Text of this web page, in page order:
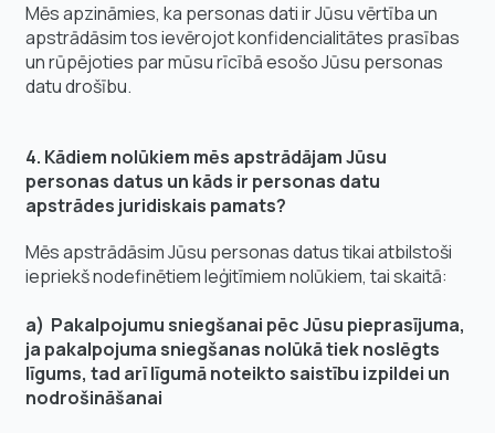
Mēs apzināmies, ka personas dati ir Jūsu vērtība un
apstrādāsim tos ievērojot konfidencialitātes prasības
un rūpējoties par mūsu rīcībā esošo Jūsu personas
datu drošību.
4. Kādiem nolūkiem mēs apstrādājam Jūsu
personas datus un kāds ir personas datu
apstrādes juridiskais pamats?
Mēs apstrādāsim Jūsu personas datus tikai atbilstoši
iepriekš nodefinētiem leģitīmiem nolūkiem, tai skaitā:
a) Pakalpojumu sniegšanai pēc Jūsu pieprasījuma,
ja pakalpojuma sniegšanas nolūkā tiek noslēgts
līgums, tad arī līgumā noteikto saistību izpildei un
nodrošināšanai